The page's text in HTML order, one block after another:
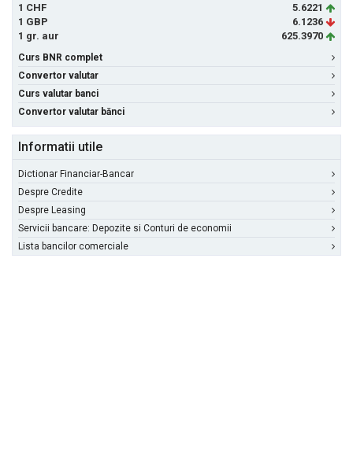
1 CHF
5.6221
1 GBP
6.1236
1 gr. aur
625.3970
Curs BNR complet
Convertor valutar
Curs valutar banci
Convertor valutar bănci
Informatii utile
Dictionar Financiar-Bancar
Despre Credite
Despre Leasing
Servicii bancare: Depozite si Conturi de economii
Lista bancilor comerciale